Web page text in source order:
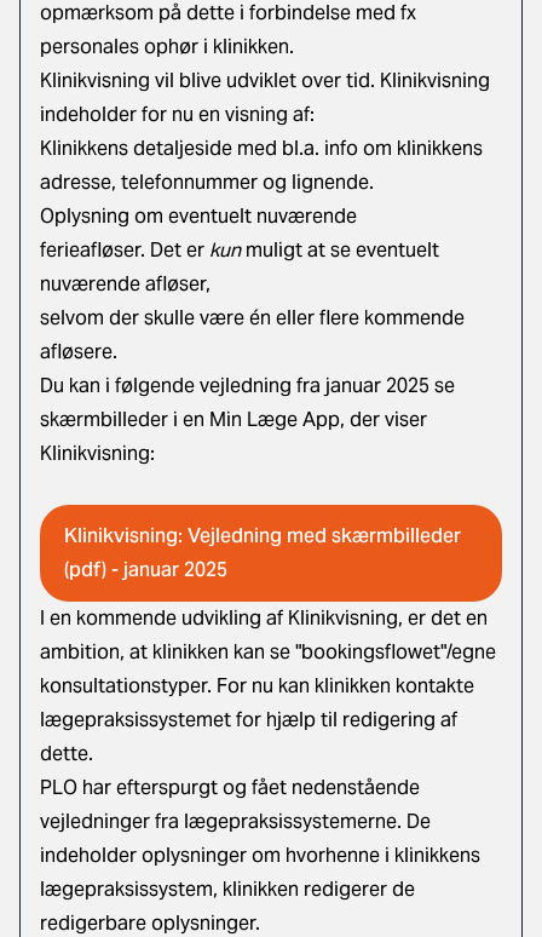
opmærksom på dette i forbindelse med fx
personales ophør i klinikken.
Klinikvisning vil blive udviklet over tid. Klinikvisning
indeholder for nu en visning af:
Klinikkens detaljeside med bl.a. info om klinikkens
adresse, telefonnummer og lignende.
Oplysning om eventuelt nuværende
ferieafløser. Det er kunmuligt at se eventuelt
nuværende afløser,
selvom der skulle være én eller flere kommende
afløsere.
Du kan i følgende vejledning fra januar 2025 se
skærmbilleder i en Min Læge App, der viser
Klinikvisning:
Klinikvisning: Vejledning med skærmbilleder
(pdf) - januar 2025
I en kommende udvikling af Klinikvisning, er det en
ambition, at klinikken kan se "bookingsflowet"/egne
konsultationstyper. For nu kan klinikken kontakte
lægepraksissystemet for hjælp til redigering af
dette.
PLO har efterspurgt og fået nedenstående
vejledninger fra lægepraksissystemerne. De
indeholder oplysninger om hvorhenne i klinikkens
lægepraksissystem, klinikken redigerer de
redigerbare oplysninger.